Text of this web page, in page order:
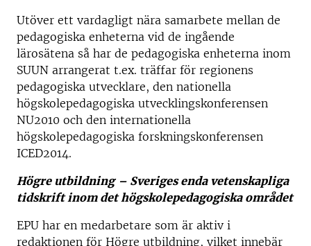
Utöver ett vardagligt nära samarbete mellan de
pedagogiska enheterna vid de ingående
lärosätena så har de pedagogiska enheterna inom
SUUN arrangerat t.ex. träffar för regionens
pedagogiska utvecklare, den nationella
högskolepedagogiska utvecklingskonferensen
NU2010 och den internationella
högskolepedagogiska forskningskonferensen
ICED2014.
Högre utbildning – Sveriges enda vetenskapliga
tidskrift inom det högskolepedagogiska området
EPU har en medarbetare som är aktiv i
redaktionen för Högre utbildning, vilket innebär